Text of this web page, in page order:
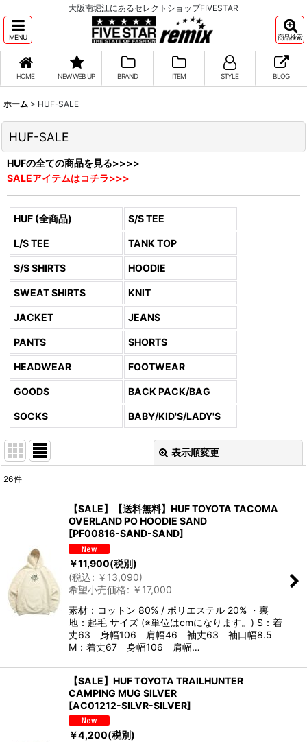
大阪南堀江にあるセレクトショップFIVESTAR
MENU 商品検索
HOME NEW WEB UP BRAND ITEM STYLE BLOG
ホーム > HUF-SALE
HUF-SALE
HUFの全ての商品を見る>>>>
SALEアイテムはコチラ>>>
HUF (全商品) S/S TEE
L/S TEE TANK TOP
S/S SHIRTS HOODIE
SWEAT SHIRTS KNIT
JACKET JEANS
PANTS SHORTS
HEADWEAR FOOTWEAR
GOODS BACK PACK/BAG
SOCKS BABY/KID'S/LADY'S
表示順変更
絞り込む
26件
【SALE】【送料無料】HUF TOYOTA TACOMA
OVERLAND PO HOODIE SAND
[PF00816-SAND-SAND]
￥11,900(税別)
(税込: ￥ 13,090)
希望小売価格: ￥ 17,000
素材：コットン 80% / ポリエステル 20% ・裏
地：起毛 サイズ (※単位はcmになります。) S：着
丈63 身幅106 肩幅46 袖丈63 袖口幅8.5
M：着丈67 身幅106 肩幅…
【SALE】HUF TOYOTA TRAILHUNTER
CAMPING MUG SILVER
[AC01212-SILVR-SILVER]
￥4,200(税別)